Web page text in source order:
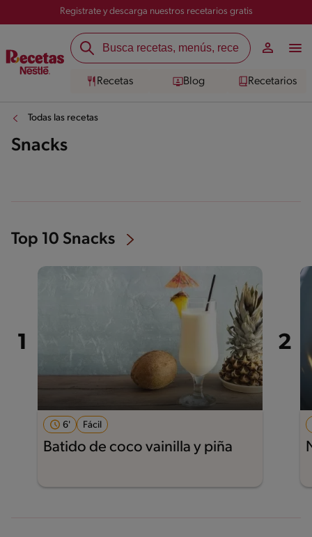
Registrate y descarga nuestros recetarios gratis
Recetas Blog Recetarios
Todas las recetas
Snacks
Top 10 Snacks
6' Fácil
Batido de coco vainilla y piña